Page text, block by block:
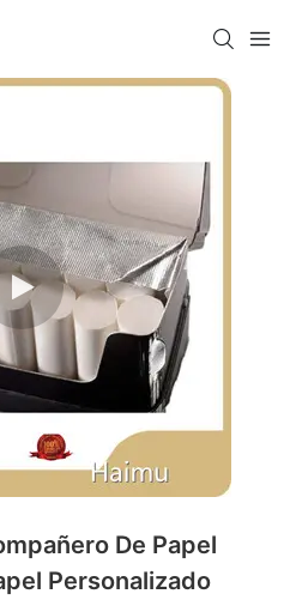
De Papel
Personalizado